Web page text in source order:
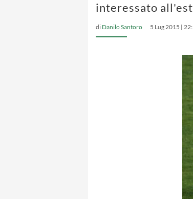
interessato
di Danilo Santoro 5 Lug 2015 |